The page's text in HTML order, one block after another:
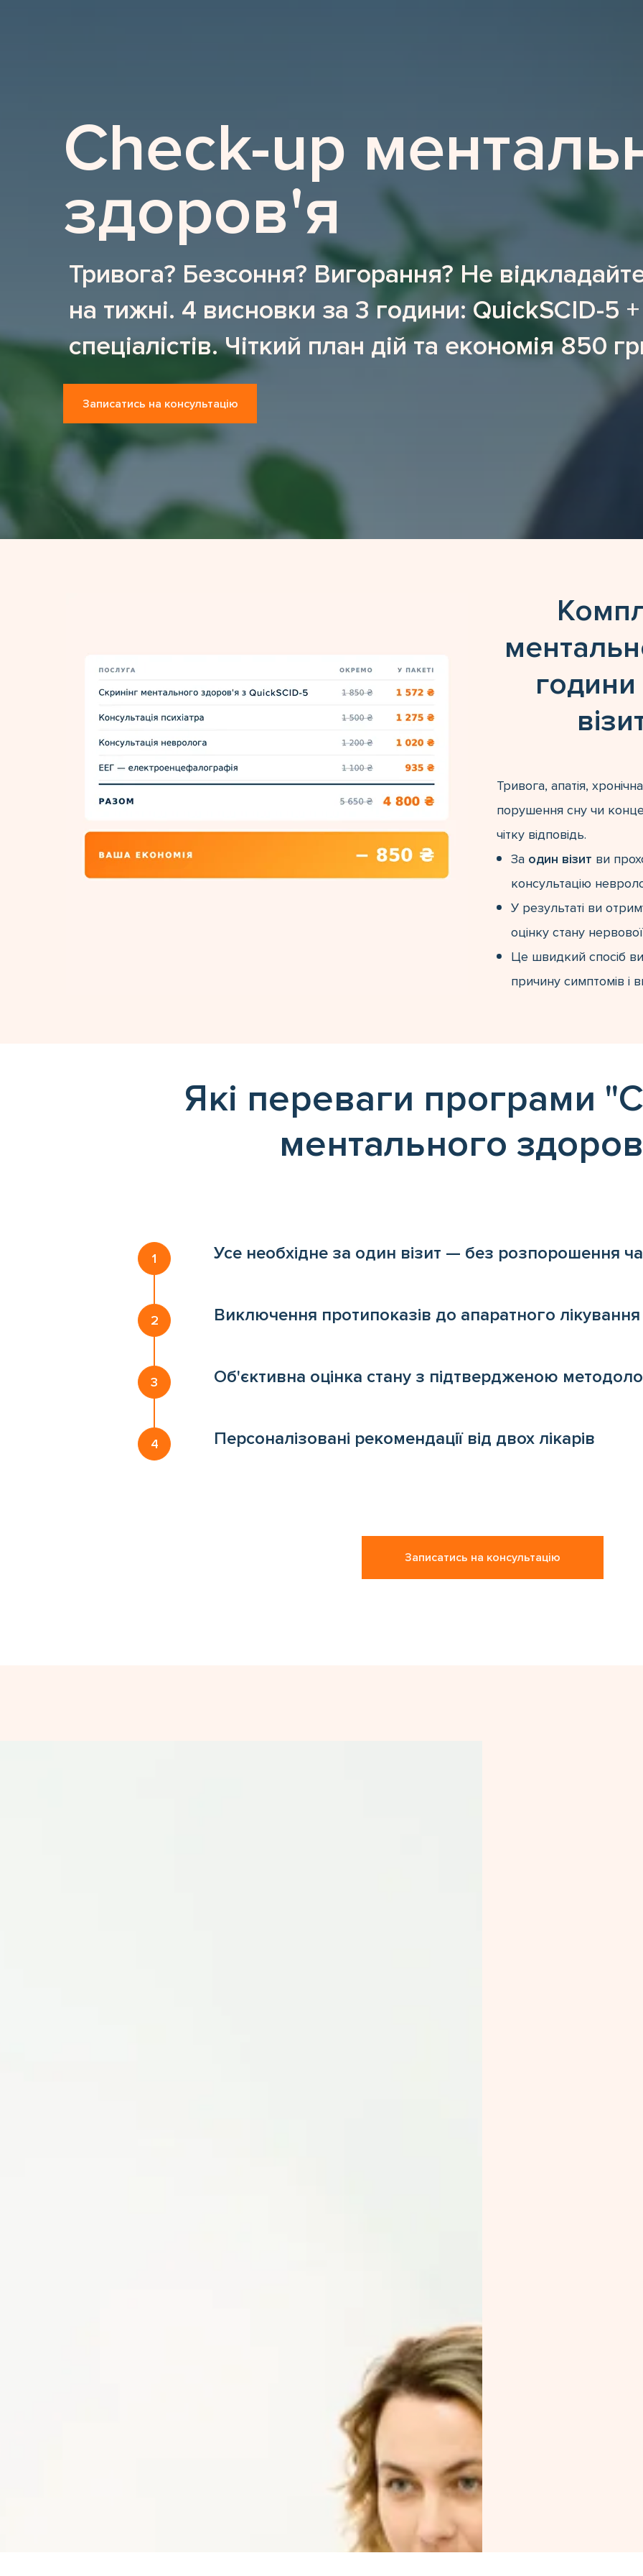
Check-up
здоров'я
Тривога? Безсоння? Вигорання? Не
на тижні. 4 висновки за 3 години: QuickSCID-5 +
спеціалістів. Чіткий план дій та економія 850
Записатись на консультацію
години
Тривога, апатія,
порушення сну чи
чітку відповідь.
За один візит ви
консультацію
У результаті ви
оцінку стану
Це швидкий спосіб
причину симптомів і
Які переваги програми "
ментального
Усе необхідне за один візит — без розпорошення
Виключення протипоказів до апаратного лікування
Об'єктивна оцінка стану з підтвердженою
Персоналізовані рекомендації від двох лікарів
Записатись на консультацію